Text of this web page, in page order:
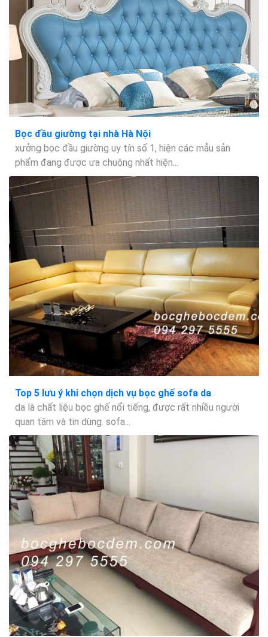
Bọc đầu giường tại nhà Hà Nội
xưởng bọc đầu giường uy tín số 1, hiện các mẫu sản
phẩm đang được ưa chuộng nhất hiện...
Top 5 lưu ý khi chọn dịch vụ bọc ghế sofa da
da là chất liệu bọc ghế nổi tiếng, được rất nhiều người
quan tâm và tin dùng. sofa...